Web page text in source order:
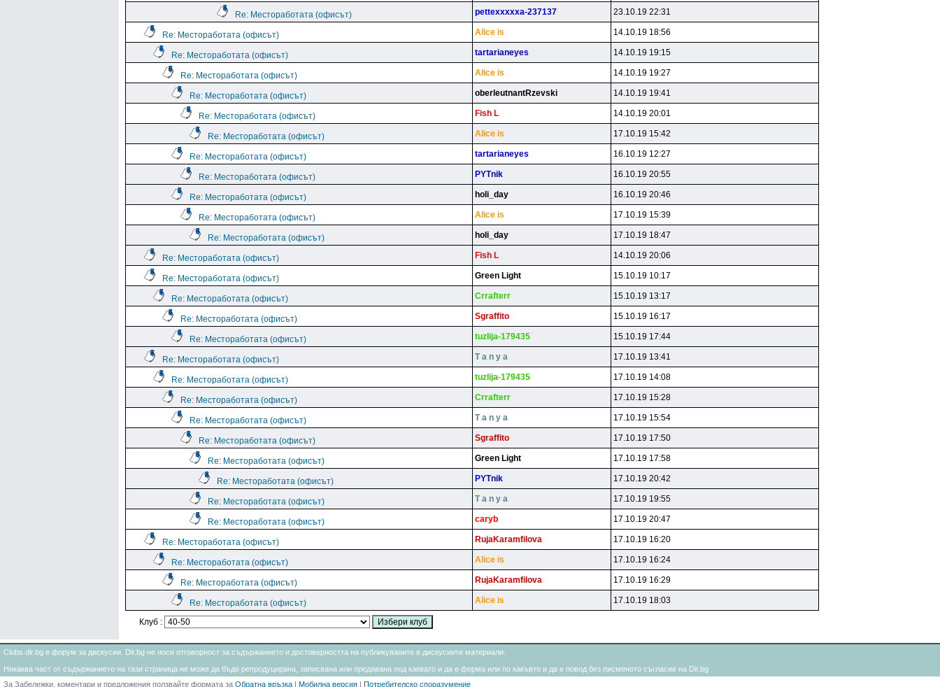
Re: Местоработата (офисът) pettexxxxxa-237137 23.10.19 22:31
Re: Местоработата (офисът) Alice is 14.10.19 18:56
Re: Местоработата (офисът) tartarianeyes 14.10.19 19:15
Re: Местоработата (офисът) Alice is 14.10.19 19:27
Re: Местоработата (офисът) oberleutnantRzevski 14.10.19 19:41
Re: Местоработата (офисът) Fish L 14.10.19 20:01
Re: Местоработата (офисът) Alice is 17.10.19 15:42
Re: Местоработата (офисът) tartarianeyes 16.10.19 12:27
Re: Местоработата (офисът) PYTnik 16.10.19 20:55
Re: Местоработата (офисът) holi_day 16.10.19 20:46
Re: Местоработата (офисът) Alice is 17.10.19 15:39
Re: Местоработата (офисът) holi_day 17.10.19 18:47
Re: Местоработата (офисът) Fish L 14.10.19 20:06
Re: Местоработата (офисът) Green Light 15.10.19 10:17
Re: Местоработата (офисът) Crrafterr 15.10.19 13:17
Re: Местоработата (офисът) Sgraffito 15.10.19 16:17
Re: Местоработата (офисът) tuzlija-179435 15.10.19 17:44
Re: Местоработата (офисът) T a n y a 17.10.19 13:41
Re: Местоработата (офисът) tuzlija-179435 17.10.19 14:08
Re: Местоработата (офисът) Crrafterr 17.10.19 15:28
Re: Местоработата (офисът) T a n y a 17.10.19 15:54
Re: Местоработата (офисът) Sgraffito 17.10.19 17:50
Re: Местоработата (офисът) Green Light 17.10.19 17:58
Re: Местоработата (офисът) PYTnik 17.10.19 20:42
Re: Местоработата (офисът) T a n y a 17.10.19 19:55
Re: Местоработата (офисът) caryb 17.10.19 20:47
Re: Местоработата (офисът) RujaKaramfilova 17.10.19 16:20
Re: Местоработата (офисът) Alice is 17.10.19 16:24
Re: Местоработата (офисът) RujaKaramfilova 17.10.19 16:29
Re: Местоработата (офисът) Alice is 17.10.19 18:03
Клуб :
Clubs.dir.bg е форум за дискусии. Dir.bg не носи отговорност за съдържанието и достоверността на публикуваните в дискусиите материали.
Никаква част от съдържанието на тази страница не може да бъде репродуцирана, записвана или предавана под каквато и да е форма или по какъвто и да е повод без писменото съгласие на Dir.bg
За Забележки, коментари и предложения ползвайте формата за Обратна връзка | Мобилна версия | Потребителско споразумение